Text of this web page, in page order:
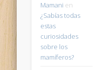
Mamani en
¿Sabías todas
estas
curiosidades
sobre los
mamíferos?